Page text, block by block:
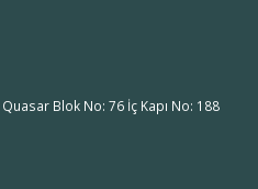
Blok No: 76 İç Kapı No: 188